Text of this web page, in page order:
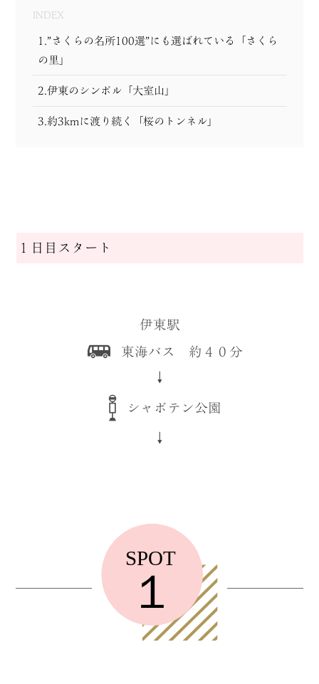
INDEX
1.”さくらの名所100選”にも選ばれている「さくら
の里」
2.伊東のシンボル「大室山」
3.約3kmに渡り続く「桜のトンネル」
１日目スタート
伊東駅
東海バス 約４０分
↓
シャボテン公園
↓